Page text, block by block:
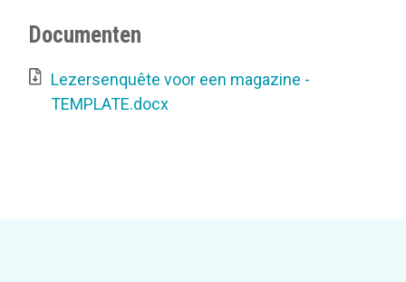
Documenten
Lezersenquête voor een magazine -
TEMPLATE.docx